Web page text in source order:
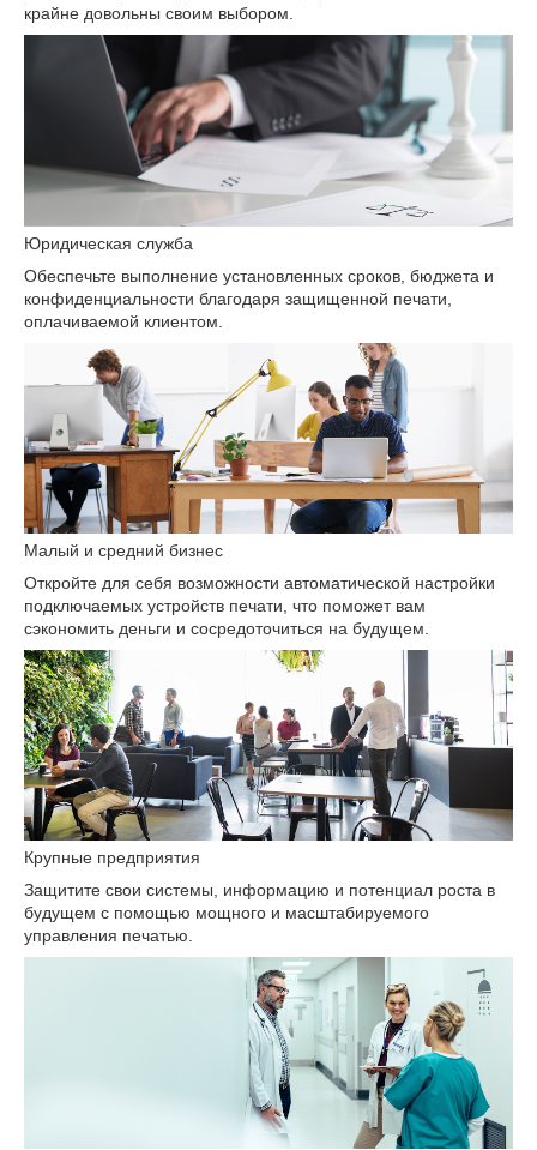
крайне довольны своим выбором.
Юридическая служба
Обеспечьте выполнение установленных сроков, бюджета и
конфиденциальности благодаря защищенной печати,
оплачиваемой клиентом.
Малый и средний бизнес
Откройте для себя возможности автоматической настройки
подключаемых устройств печати, что поможет вам
сэкономить деньги и сосредоточиться на будущем.
Крупные предприятия
Защитите свои системы, информацию и потенциал роста в
будущем с помощью мощного и масштабируемого
управления печатью.